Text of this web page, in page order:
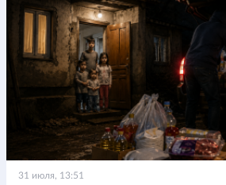
31 июля, 13:51